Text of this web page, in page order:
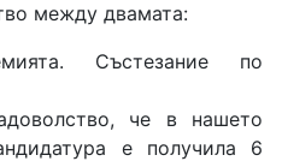
между двамата:
Състезание по
че в нашето
е получила 6